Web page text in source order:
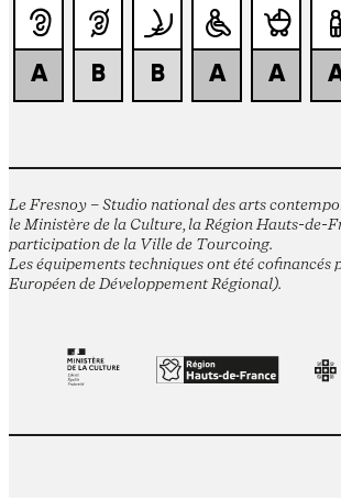
Le Fresnoy – Studio national des arts
le Ministère de la Culture, la Région Hauts-de-
participation de la Ville de Tourcoing.
Les équipements techniques ont été cofinancés
Européen de Développement Régional).